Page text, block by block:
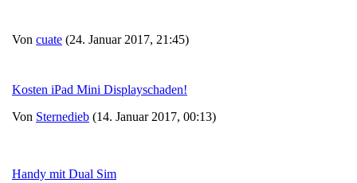
Von cuate (24. Januar 2017, 21:45)
Kosten iPad Mini Displayschaden!
Von Sternedieb (14. Januar 2017, 00:13)
Handy mit Dual Sim